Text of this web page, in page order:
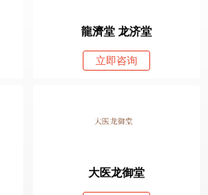
龍濟堂 龙济堂
立即咨询
大医龙御堂